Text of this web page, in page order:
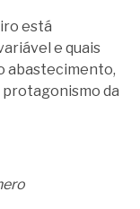
está
e quais
abastecimento,
da